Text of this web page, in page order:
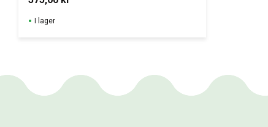
klassificera djur efter deras
I lager